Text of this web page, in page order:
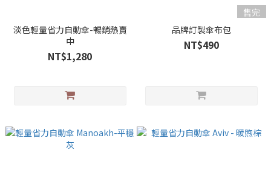
淡色輕量省力自動傘-暢銷熱賣
中
NT$1,280
售完
品牌訂製傘布包
NT$490